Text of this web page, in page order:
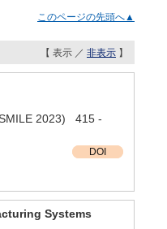
このページの先頭へ▲
【 表示 ／ 非表示 】
2023) 415 -
DOI
Systems